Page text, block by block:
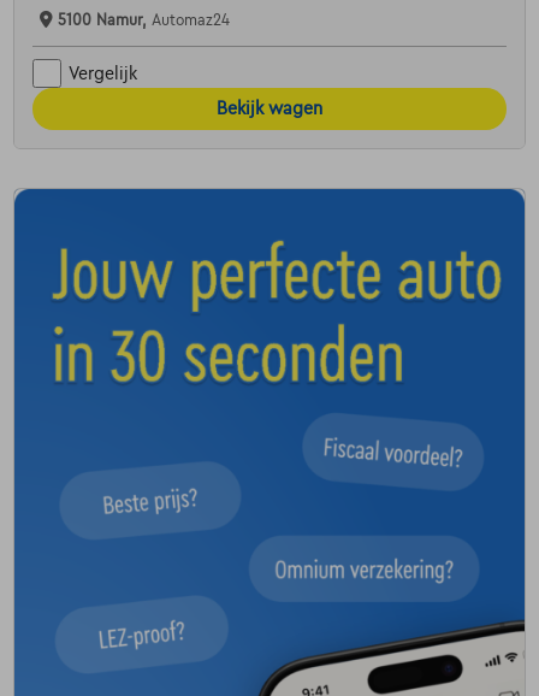
5100 Namur, Automaz24
Vergelijk
Bekijk wagen